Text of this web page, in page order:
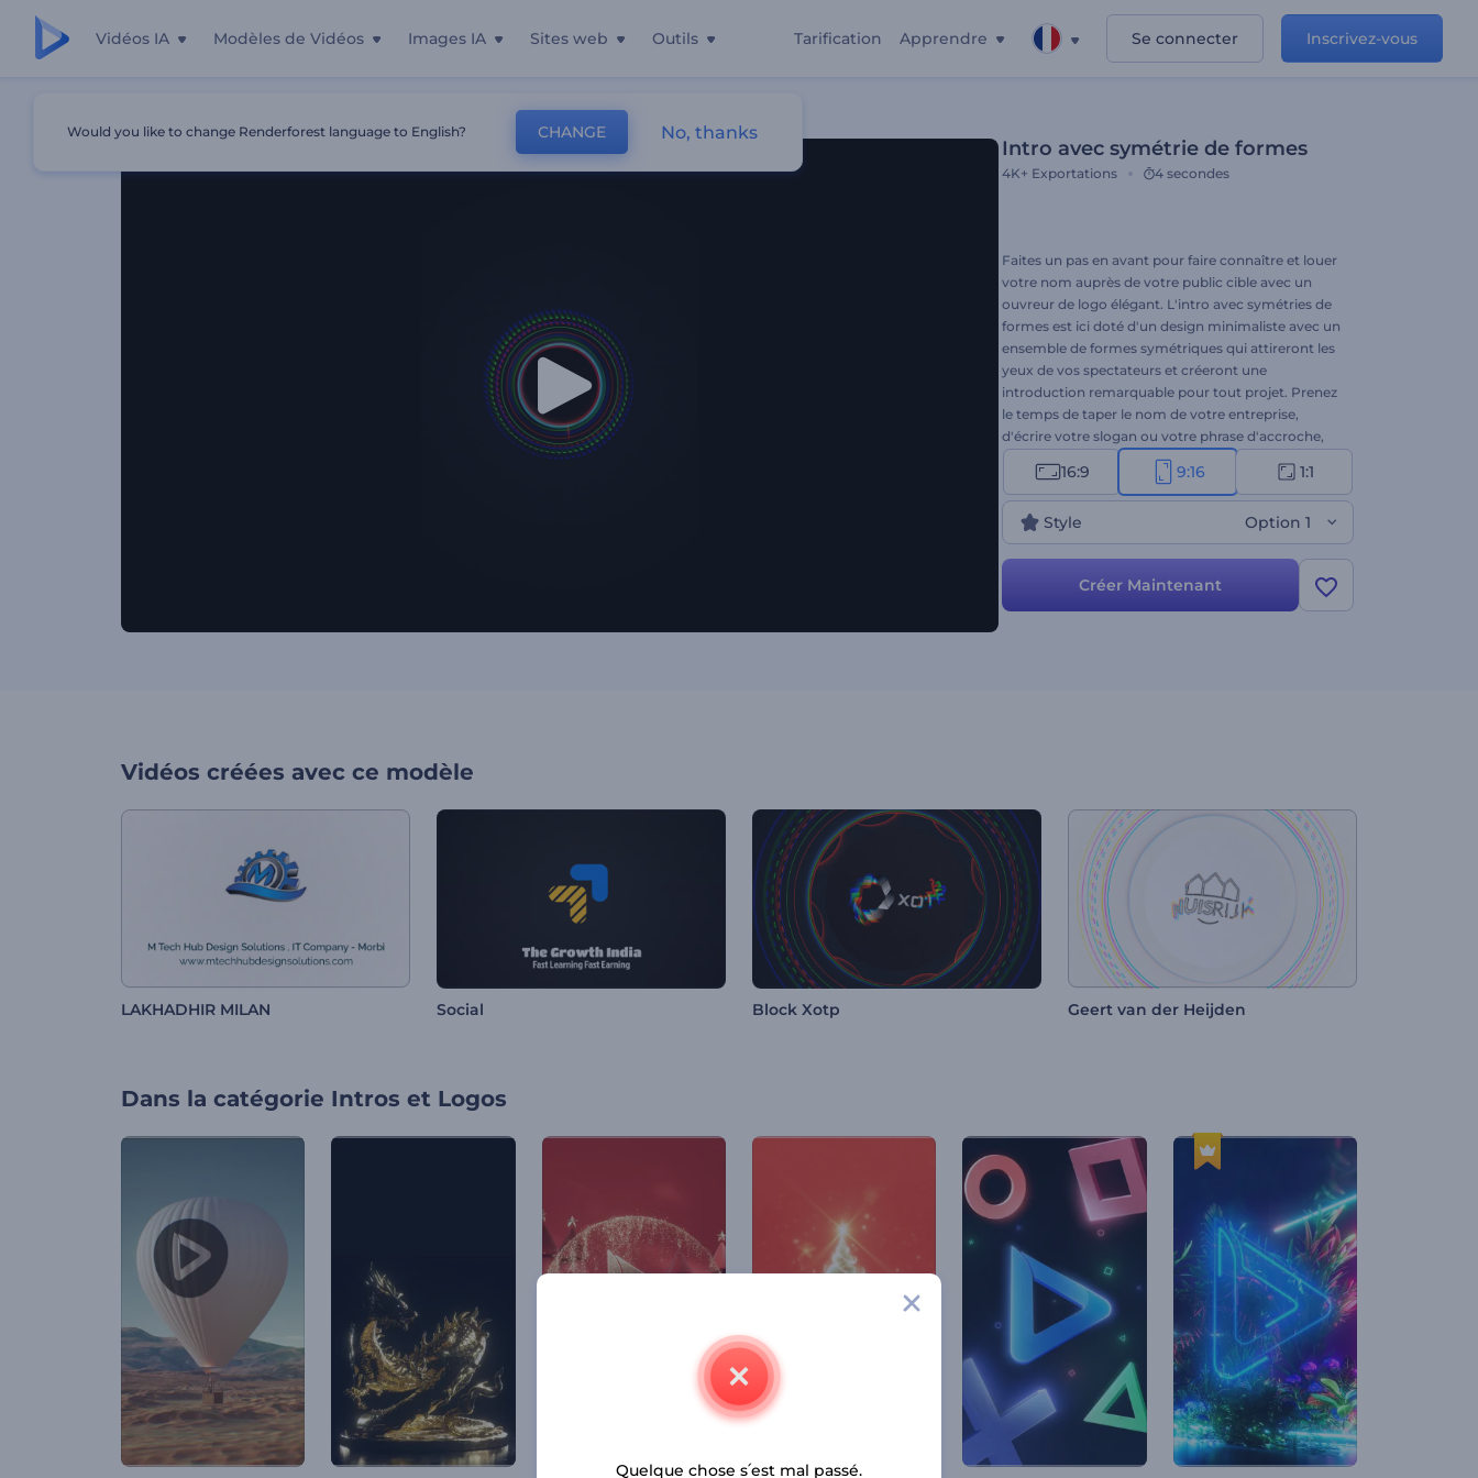
Vidéos IA Modèles de Vidéos Images IA Sites web Outils Tarification Apprendre Se connecter Inscrivez-vous
Intro avec symétrie de formes
4K+ Exportations 4 secondes
Faites un pas en avant pour faire connaître et louer
votre nom auprès de votre public cible avec un
ouvreur de logo élégant. L'intro avec symétries de
formes est ici doté d'un design minimaliste avec un
ensemble de formes symétriques qui attireront les
yeux de vos spectateurs et créeront une
introduction remarquable pour tout projet. Prenez
le temps de taper le nom de votre entreprise,
d'écrire votre slogan ou votre phrase d'accroche,
de télécharger votre logo, et attendez quelques
minutes pour obtenir une animation de logo en
haute résolution. Utilisez-la pour promouvoir de
nouveaux produits ou des marques
technologiques, présenter votre entreprise, votre
nouvelle chaîne, etc. Essayez-le maintenant !
16:9 9:16 1:1
Style Option 1
Créer Maintenant
Vidéos créées avec ce modèle
LAKHADHIR MILAN Social Block Xotp Geert van der Heijden
Dans la catégorie Intros et Logos
Would you like to change Renderforest language to English? CHANGE No, thanks
Quelque chose s՛est mal passé.